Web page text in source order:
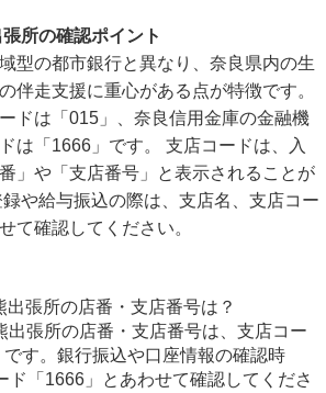
所の確認ポイント
型の都市銀行と異なり、奈良県内の生
伴走支援に重心がある点が特徴です。
ドは「015」、奈良信用金庫の金融機
は「1666」です。 支店コードは、入
」や「支店番号」と表示されることが
や給与振込の際は、支店名、支店コー
て確認してください。
出張所の店番・支店番号は？
出張所の店番・支店番号は、支店コー
です。銀行振込や口座情報の確認時
ド「1666」とあわせて確認してくださ